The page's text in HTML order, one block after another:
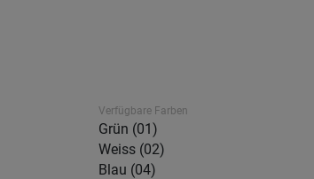
Verfügbare Farben
Grün (01)
Weiss (02)
Blau (04)